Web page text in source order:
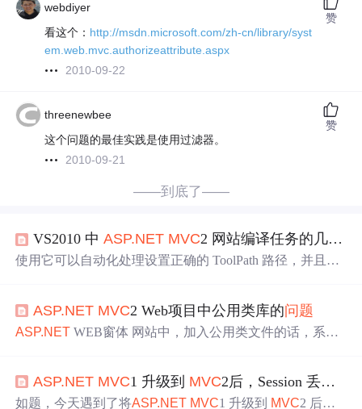
webdiyer
看这个： http://msdn.microsoft.com/zh-cn/library/syst
em.web.mvc.authorizeattribute.aspx
2010-09-22
赞
threenewbee
这个问题的最佳实践是使用过滤器。
2010-09-21
赞
——到底了——
VS2010 中ASP.NET MVC2 网站编译任务的几个
使用它可以自动化处理设置正确的 ToolPath 路径，并且将
果需要的话，它还提供了众多的配置选项供你选择，即使
直接使用它，在不需要修改项目文件的情况下，也是一个
在错误的情况下调试代码程序，而不会看到错误，直到页
面的时候才会出现错误的原因。继续往下看这个文件，你
ASP.NET MVC2 Web项目中公用类库的问题
ASP.NET WEB窗体 网站中，加入公用类文件的话，系统
问题没有。这种习以为常的方式，在MVC2模式下，却不
存在。在MVC2（其他版本的我尚未知道）里，加入一个
ASP.NET MVC1 升级到 MVC2后，Session 丢失
如题，今天遇到了将ASP.NET MVC1 升级到 MVC2 后，